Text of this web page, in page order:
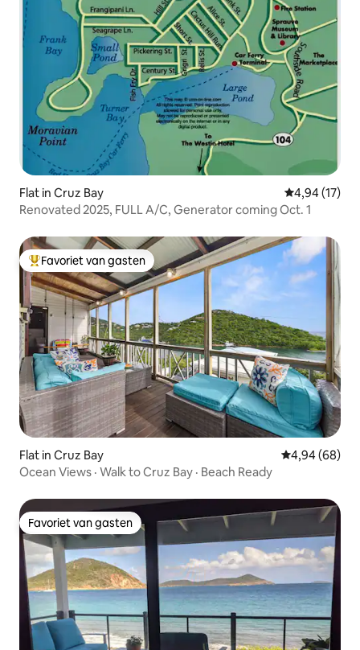
Flat in Cruz Bay Gemiddelde
4,94 (17)
Renovated 2025, FULL A/C, Generator coming Oct. 1
Topfavoriet van gasten
Favoriet van gasten
Flat in Cruz Bay Gemiddelde
4,94 (68)
Ocean Views · Walk to Cruz Bay · Beach Ready
Favoriet van gasten
Favoriet van gasten